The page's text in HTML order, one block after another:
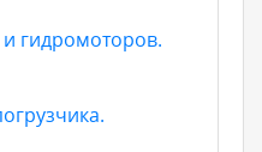
гидромоторов.